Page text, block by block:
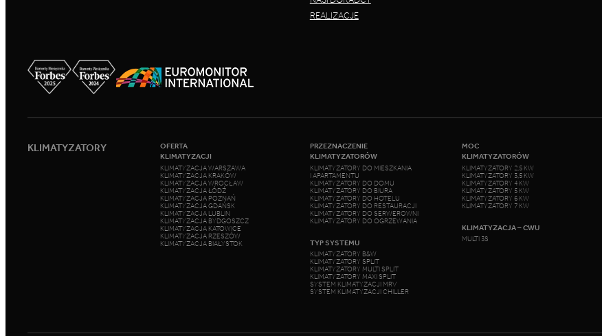
REALIZACJE
KLIMATYZATORY
OFERTA
KLIMATYZACJI
KLIMATYZACJA WARSZAWA
KLIMATYZACJA KRAKÓW
KLIMATYZACJA WROCŁAW
KLIMATYZACJA ŁÓDŹ
KLIMATYZACJA POZNAŃ
KLIMATYZACJA GDAŃSK
KLIMATYZACJA LUBLIN
KLIMATYZACJA BYDGOSZCZ
KLIMATYZACJA KATOWICE
KLIMATYZACJA RZESZÓW
KLIMATYZACJA BIAŁYSTOK
PRZEZNACZENIE
KLIMATYZATORÓW
KLIMATYZATORY DO MIESZKANIA
I APARTAMENTU
KLIMATYZATORY DO DOMU
KLIMATYZATORY DO BIURA
KLIMATYZATORY DO HOTELU
KLIMATYZATORY DO RESTAURACJI
KLIMATYZATORY DO SERWEROWNI
KLIMATYZATORY DO OGRZEWANIA
TYP SYSTEMU
KLIMATYZATORY B&W
KLIMATYZATORY SPLIT
KLIMATYZATORY MULTI SPLIT
KLIMATYZATORY MAXI SPLIT
SYSTEM KLIMATYZACJI MRV
SYSTEM KLIMATYZACJI CHILLER
MOC
KLIMATYZATORÓW
KLIMATYZATORY 2,5 KW
KLIMATYZATORY 3,5 KW
KLIMATYZATORY 4 KW
KLIMATYZATORY 5 KW
KLIMATYZATORY 6 KW
KLIMATYZATORY 7 KW
KLIMATYZACJA – CWU
MULTI 3S